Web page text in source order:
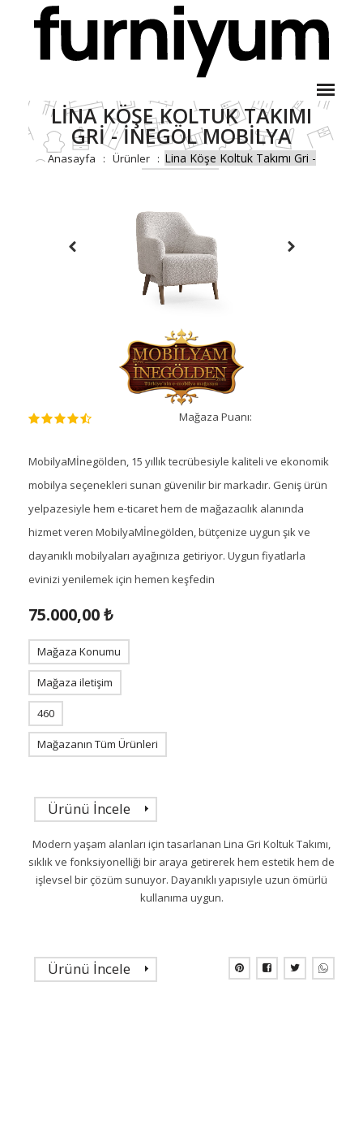
LINA KÖŞE KOLTUK TAKIMI
GRI - İNEGÖL MOBILYA
Anasayfa Ürünler
Lina Köşe Koltuk Takımı Gri -
Mağaza Puanı:
MobilyaMİnegölden, 15 yıllık tecrübesiyle kaliteli ve ekonomik
mobilya seçenekleri sunan güvenilir bir markadır. Geniş ürün
yelpazesiyle hem e-ticaret hem de mağazacılık alanında
hizmet veren MobilyaMİnegölden, bütçenize uygun şık ve
dayanıklı mobilyaları ayağınıza getiriyor. Uygun fiyatlarla
evinizi yenilemek için hemen keşfedin
75.000,00 ₺
Mağaza Konumu
Mağaza iletişim
460
Mağazanın Tüm Ürünleri
Ürünü İncele
Modern yaşam alanları için tasarlanan Lina Gri Koltuk Takımı,
sıklık ve fonksiyonelliği bir araya getirerek hem estetik hem de
işlevsel bir çözüm sunuyor. Dayanıklı yapısıyle uzun ömürlü
kullanıma uygun.
Ürünü İncele